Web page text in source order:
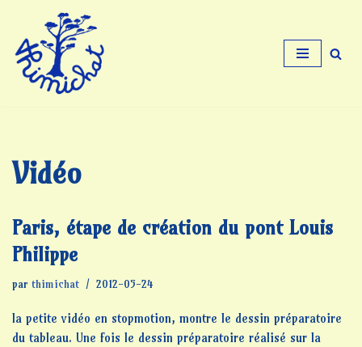
Aller
au
contenu
Vidéo
Paris, étape de création du pont Louis
Philippe
par thimichat 2012-05-24
la petite vidéo en stopmotion, montre le dessin préparatoire
du tableau. Une fois le dessin préparatoire réalisé sur la